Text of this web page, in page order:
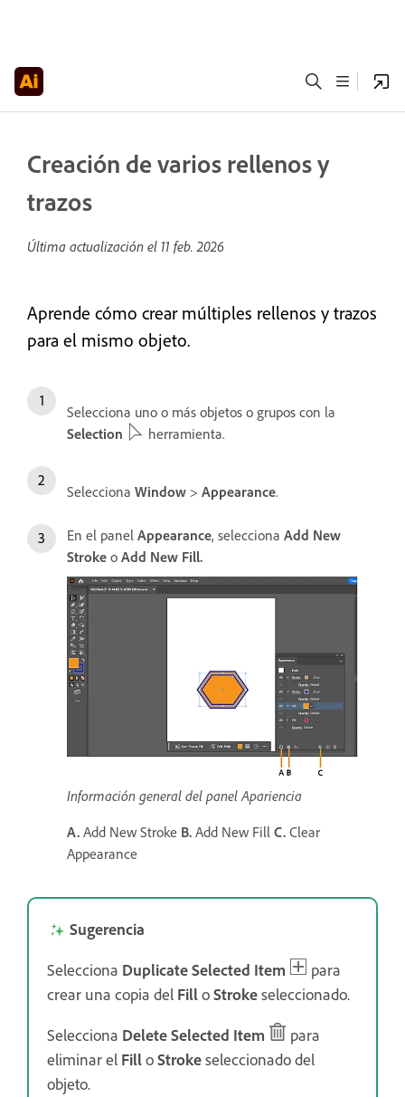
Creación de varios rellenos y
trazos
Última actualización el 11 feb. 2026
Aprende cómo crear múltiples rellenos y trazos
para el mismo objeto.
Selecciona uno o más objetos o grupos con la
Selection
herramienta.
Selecciona Window > Appearance.
En el panel Appearance, selecciona Add New
Stroke o Add New Fill.
Información general del panel Apariencia
A. Add New Stroke B. Add New Fill C. Clear
Appearance
Sugerencia
Selecciona Duplicate Selected Item
para
crear una copia del FilloStrokeseleccionado.
Selecciona Delete Selected Item
para
eliminar el FilloStrokeseleccionado del
objeto.